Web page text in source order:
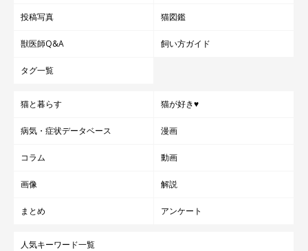
投稿写真 猫図鑑
獣医師Q&A 飼い方ガイド
タグ一覧
猫と暮らす 猫が好き♥
病気・症状データベース 漫画
コラム 動画
画像 解説
まとめ アンケート
人気キーワード一覧